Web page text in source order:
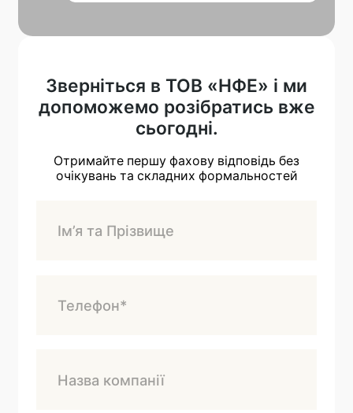
Зверніться в ТОВ «НФЕ» і ми
допоможемо розібратись вже
сьогодні.
Отримайте першу фахову відповідь без
очікувань та складних формальностей